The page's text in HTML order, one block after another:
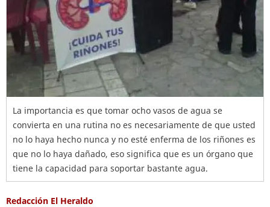
La importancia es que tomar ocho vasos de agua se
convierta en una rutina no es necesariamente de que usted
no lo haya hecho nunca y no esté enferma de los riñones es
que no lo haya dañado, eso significa que es un órgano que
tiene la capacidad para soportar bastante agua.
Redacción El Heraldo